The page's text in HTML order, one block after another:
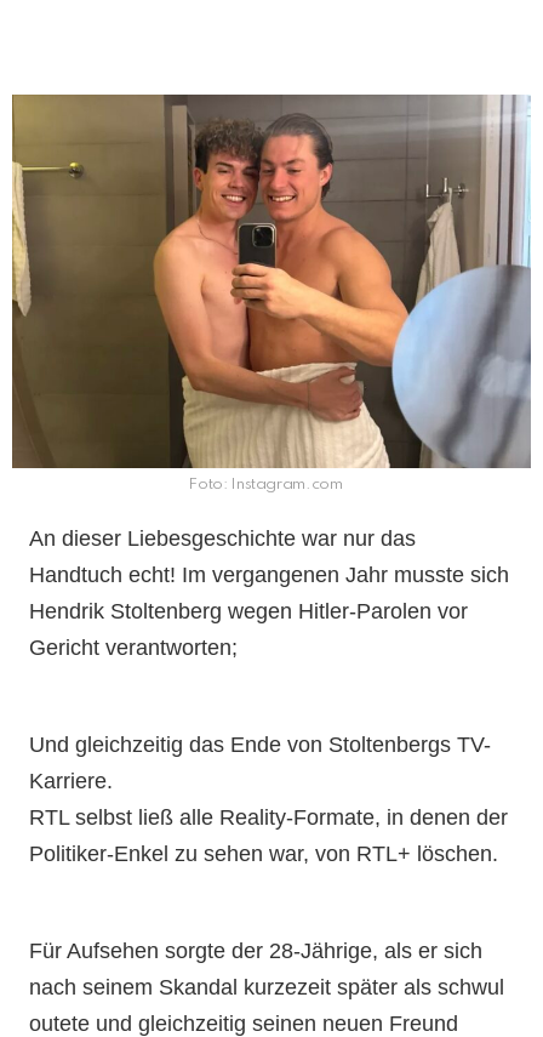
Foto: Instagram.com
An dieser Liebesgeschichte war nur das
Handtuch echt! Im vergangenen Jahr musste sich
Hendrik Stoltenberg wegen Hitler-Parolen vor
Gericht verantworten;
Und gleichzeitig das Ende von Stoltenbergs TV-
Karriere.
RTL selbst ließ alle Reality-Formate, in denen der
Politiker-Enkel zu sehen war, von RTL+ löschen.
Für Aufsehen sorgte der 28-Jährige, als er sich
nach seinem Skandal kurzezeit später als schwul
outete und gleichzeitig seinen neuen Freund